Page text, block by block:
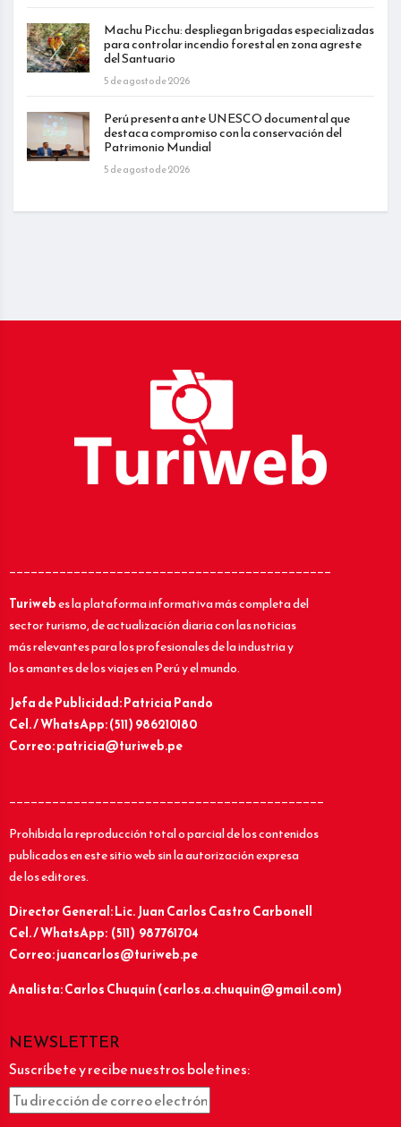
Machu Picchu: despliegan brigadas especializadas
para controlar incendio forestal en zona agreste
del Santuario
5 de agosto de 2026
Perú presenta ante UNESCO documental que
destaca compromiso con la conservación del
Patrimonio Mundial
5 de agosto de 2026
_____________________________________________
Turiwebes la plataforma informativa más completa del
sector turismo, de actualización diaria con las noticias
más relevantes para los profesionales de la industria y
los amantes de los viajes en Perú y el mundo.
Jefa de Publicidad: Patricia Pando
Cel. / WhatsApp: (511) 986210180
Correo: patricia@turiweb.pe
____________________________________________
Prohibida la reproducción total o parcial de los contenidos
publicados en este sitio web sin la autorización expresa
de los editores.
Director General: Lic.Juan Carlos Castro Carbonell
Cel. / WhatsApp: (511) 987761704
Correo: juancarlos@turiweb.pe
Analista: Carlos Chuquín (carlos.a.chuquin@gmail.com)
NEWSLETTER
Suscríbete y recibe nuestros boletines: